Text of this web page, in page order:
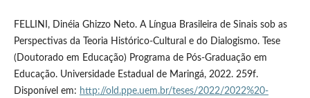
FELLINI, Dinéia Ghizzo Neto. A Língua Brasileira de Sinais sob as
Perspectivas da Teoria Histórico-Cultural e do Dialogismo. Tese
(Doutorado em Educação) Programa de Pós-Graduação em
Educação. Universidade Estadual de Maringá, 2022. 259f.
Disponível em: http://old.ppe.uem.br/teses/2022/2022%20-